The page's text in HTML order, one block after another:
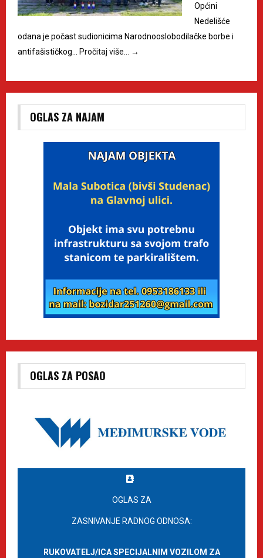
Općini
Nedelišće
odana je počast sudionicima Narodnooslobodilačke borbe i
antifašističkog…
Pročitaj više… →
OGLAS ZA NAJAM
OGLAS ZA POSAO
OGLAS ZA
ZASNIVANJE RADNOG ODNOSA:
RUKOVATELJ/ICA SPECIJALNIM VOZILOM ZA